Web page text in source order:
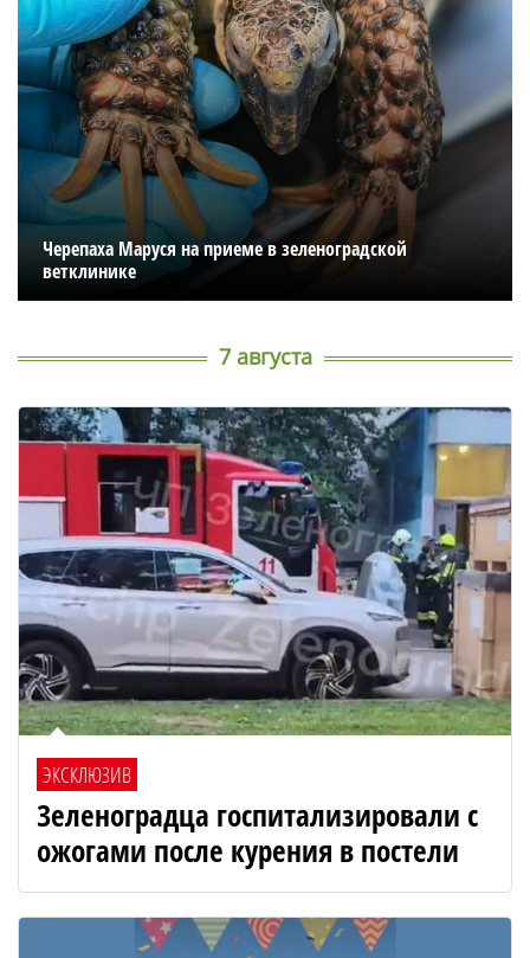
Черепаха Маруся на приеме в зеленоградской
ветклинике
7 августа
ЭКСКЛЮЗИВ
Зеленоградца госпитализировали с
ожогами после курения в постели